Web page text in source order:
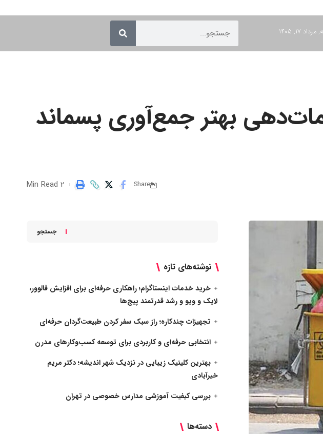
۱۷, ۱۴۰۵
بهتر جمع‌آوری پسماند
Share
2 Min Read
جستجو
نوشته‌های تازه
خرید خدمات اینستاگرام؛ راهکاری حرفه‌ای برای افزایش فالوور،
لایک و ویو و رشد قدرتمند پیج‌ها
تجهیزات چندکاره؛ راز سبک سفر کردن طبیعت‌گردان حرفه‌ای
انتخابی حرفه‌ای و کاربردی برای توسعه کسب‌وکارهای مدرن
بهترین کلینیک زیبایی در نزدیک شهر اندیشه؛ دکتر مریم
خیرآبادی
بررسی کیفیت آموزشی مدارس خصوصی در تهران
دسته‌ها